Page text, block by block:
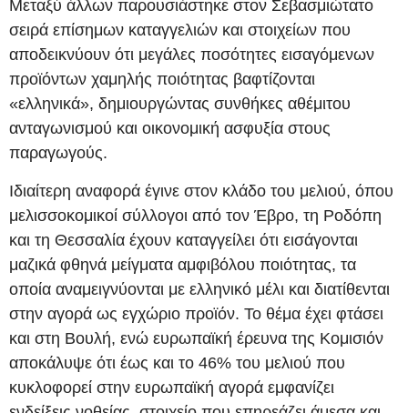
Μεταξύ άλλων παρουσιάστηκε στον Σεβασμιώτατο
σειρά επίσημων καταγγελιών και στοιχείων που
αποδεικνύουν ότι μεγάλες ποσότητες εισαγόμενων
προϊόντων χαμηλής ποιότητας βαφτίζονται
«ελληνικά», δημιουργώντας συνθήκες αθέμιτου
ανταγωνισμού και οικονομική ασφυξία στους
παραγωγούς.
Ιδιαίτερη αναφορά έγινε στον κλάδο του μελιού, όπου
μελισσοκομικοί σύλλογοι από τον Έβρο, τη Ροδόπη
και τη Θεσσαλία έχουν καταγγείλει ότι εισάγονται
μαζικά φθηνά μείγματα αμφιβόλου ποιότητας, τα
οποία αναμειγνύονται με ελληνικό μέλι και διατίθενται
στην αγορά ως εγχώριο προϊόν. Το θέμα έχει φτάσει
και στη Βουλή, ενώ ευρωπαϊκή έρευνα της Κομισιόν
αποκάλυψε ότι έως και το 46% του μελιού που
κυκλοφορεί στην ευρωπαϊκή αγορά εμφανίζει